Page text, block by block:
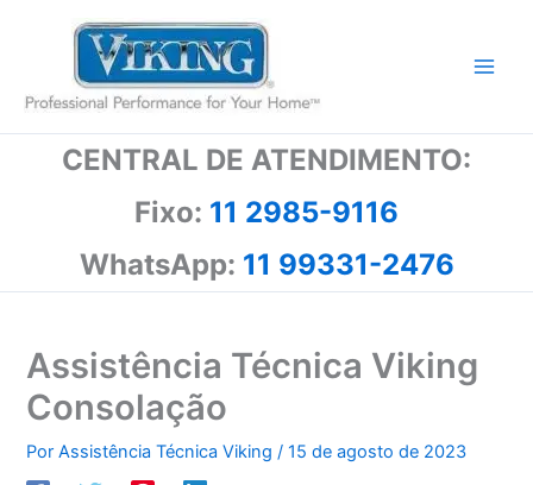
conteúdo
CENTRAL DE ATENDIMENTO:
Fixo: 11 2985-9116
WhatsApp: 11 99331-2476
Assistência Técnica Viking
Consolação
PorAssistência Técnica Viking/15 de agosto de 2023